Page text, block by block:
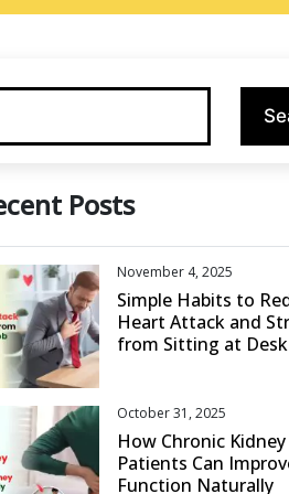
Posts
November 4, 2025
Simple Habits to
Heart Attack and
from Sitting at Desk
October 31, 2025
How Chronic
Patients Can
Function Naturally